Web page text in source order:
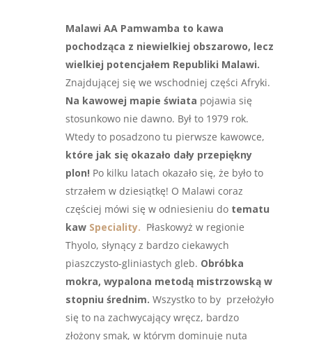
Malawi AA Pamwamba to kawa
pochodząca z niewielkiej obszarowo, lecz
wielkiej potencjałem Republiki Malawi.
Znajdującej się we wschodniej części Afryki.
Na kawowej mapie świata pojawia się
stosunkowo nie dawno. Był to 1979 rok.
Wtedy to posadzono tu pierwsze kawowce,
które jak się okazało dały przepiękny
plon! Po kilku latach okazało się, że było to
strzałem w dziesiątkę! O Malawi coraz
częściej mówi się w odniesieniu do tematu
kaw Speciality. Płaskowyż w regionie
Thyolo, słynący z bardzo ciekawych
piaszczysto-gliniastych gleb. Obróbka
mokra, wypalona metodą mistrzowską w
stopniu średnim. Wszystko to by przełożyło
się to na zachwycający wręcz, bardzo
złożony smak, w którym dominuje nuta